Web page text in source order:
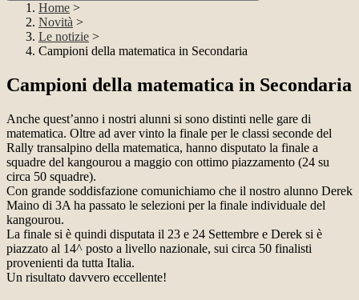
Home >
Novità >
Le notizie >
Campioni della matematica in Secondaria
Campioni della matematica in Secondaria
Anche quest’anno i nostri alunni si sono distinti nelle gare di
matematica. Oltre ad aver vinto la finale per le classi seconde del
Rally transalpino della matematica, hanno disputato la finale a
squadre del kangourou a maggio con ottimo piazzamento (24 su
circa 50 squadre).
Con grande soddisfazione comunichiamo che il nostro alunno Derek
Maino di 3A ha passato le selezioni per la finale individuale del
kangourou.
La finale si è quindi disputata il 23 e 24 Settembre e Derek si è
piazzato al 14^ posto a livello nazionale, sui circa 50 finalisti
provenienti da tutta Italia.
Un risultato davvero eccellente!